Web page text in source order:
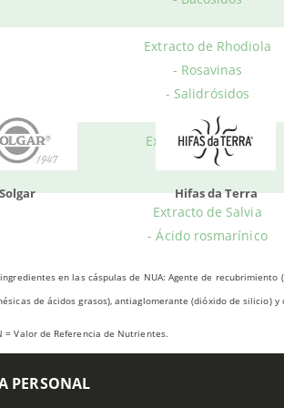
Extracto de Rhodiola
- Rosavinas
- Salidrósidos
Extracto de Ginseng
- Ginsenósidos
Extracto de Salvia
- Ácido rosmarínico
en las cáspulas de NUA: Agente de
de ácidos grasos), antiaglomerante (dióxido de silicio) y
= Valor de Referencia de Nutrientes.
Productos
da Terra Nutergia
PERSONAL